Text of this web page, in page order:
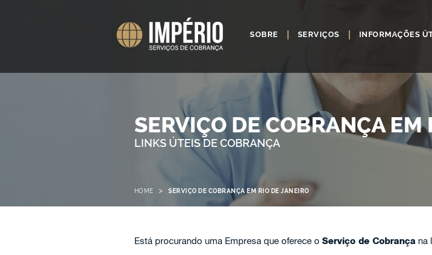
SOBRE SERVIÇOS INFORMAÇÕES
SERVIÇO DE COBRANÇA EM
LINKS ÚTEIS DE COBRANÇA
HOME > SERVIÇO DE COBRANÇA EM RIO DE JANEIRO
Está procurando uma Empresa que oferece o Serviço de Cobrança na